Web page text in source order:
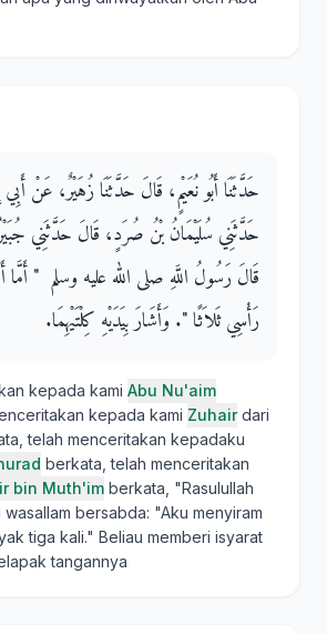
حَدَّثَنَا أَبُو نُعَيْمٍ، قَالَ حَدَّثَنَا زُهَيْرٌ، عَنْ
حَدَّثَنِي سُلَيْمَانُ بْنُ صُرَدٍ، قَالَ حَدَّثَنِي
قَالَ رَسُولُ اللَّهِ صلى الله عليه وسلم ‏ "‏
رَأْسِي ثَلاَثًا ‏"‏‏.‏ وَأَشَارَ بِيَدَيْهِ كِلْتَيْهِمَا‏.‏
kepada kami Abu Nu'aim
kepada kami Zuhairdari
telah menceritakan kepadaku
berkata, telah menceritakan
bin Muth'im berkata, "Rasulullah
bersabda: "Aku menyiram
tiga kali." Beliau memberi isyarat
tangannya